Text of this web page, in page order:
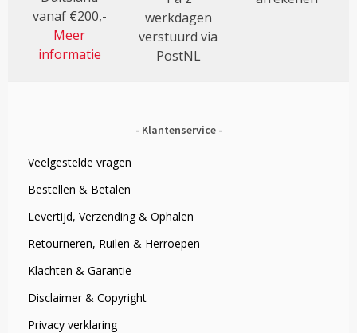
vanaf €200,-
Meer
informatie
werkdagen
verstuurd via
PostNL
Klantenservice
Veelgestelde vragen
Bestellen & Betalen
Levertijd, Verzending & Ophalen
Retourneren, Ruilen & Herroepen
Klachten & Garantie
Disclaimer & Copyright
Privacy verklaring